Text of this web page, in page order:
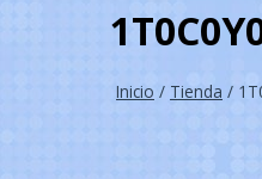
Inicio / Tienda /